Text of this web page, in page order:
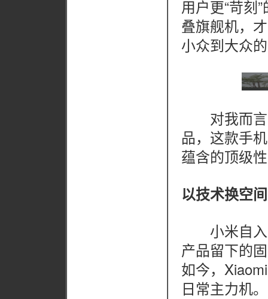
用户更“苛刻
叠旗舰机，
小众到大众
对我而言
品，这款手
蕴含的顶级
以技术换空
小米自入
产品留下的
如今，
日常主力机。